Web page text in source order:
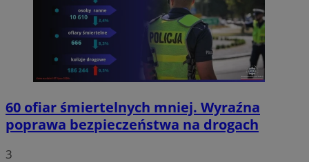
60 ofiar śmiertelnych mniej. Wyraźna
poprawa bezpieczeństwa na drogach
3